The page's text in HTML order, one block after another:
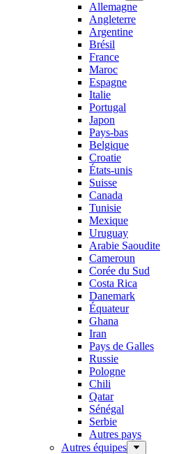
Allemagne
Angleterre
Argentine
Brésil
France
Maroc
Espagne
Italie
Portugal
Japon
Pays-bas
Belgique
Croatie
États-unis
Suisse
Canada
Tunisie
Mexique
Uruguay
Arabie Saoudite
Cameroun
Corée du Sud
Costa Rica
Danemark
Équateur
Ghana
Iran
Pays de Galles
Russie
Pologne
Chili
Qatar
Sénégal
Serbie
Autres pays
Autres équipes